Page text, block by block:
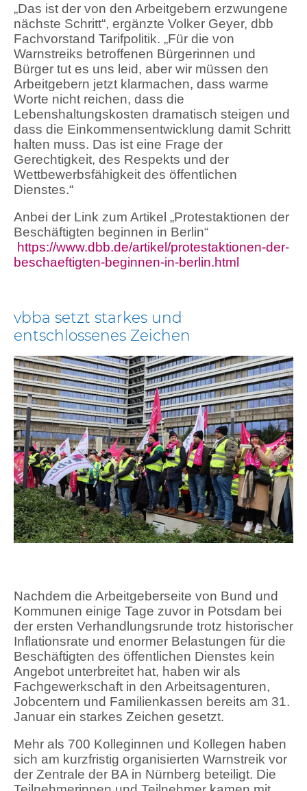
„Das ist der von den Arbeitgebern erzwungene
nächste Schritt“, ergänzte Volker Geyer, dbb
Fachvorstand Tarifpolitik. „Für die von
Warnstreiks betroffenen Bürgerinnen und
Bürger tut es uns leid, aber wir müssen den
Arbeitgebern jetzt klarmachen, dass warme
Worte nicht reichen, dass die
Lebenshaltungskosten dramatisch steigen und
dass die Einkommensentwicklung damit Schritt
halten muss. Das ist eine Frage der
Gerechtigkeit, des Respekts und der
Wettbewerbsfähigkeit des öffentlichen
Dienstes.“
Anbei der Link zum Artikel „Protestaktionen der
Beschäftigten beginnen in Berlin“
https://www.dbb.de/artikel/protestaktionen-der-
beschaeftigten-beginnen-in-berlin.html
vbba setzt starkes und
entschlossenes Zeichen
Nachdem die Arbeitgeberseite von Bund und
Kommunen einige Tage zuvor in Potsdam bei
der ersten Verhandlungsrunde trotz historischer
Inflationsrate und enormer Belastungen für die
Beschäftigten des öffentlichen Dienstes kein
Angebot unterbreitet hat, haben wir als
Fachgewerkschaft in den Arbeitsagenturen,
Jobcentern und Familienkassen bereits am 31.
Januar ein starkes Zeichen gesetzt.
Mehr als 700 Kolleginnen und Kollegen haben
sich am kurzfristig organisierten Warnstreik vor
der Zentrale der BA in Nürnberg beteiligt. Die